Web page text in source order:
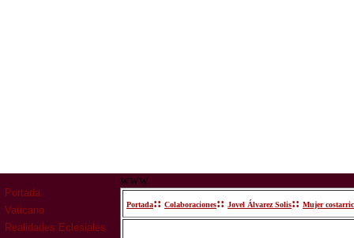
Portada
Vaticano
Realidades Eclesiales
www
Portada:: Colaboraciones:: Jovel Álvarez Solis:: Mujer